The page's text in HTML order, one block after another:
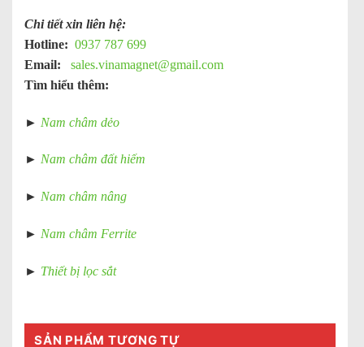
Chi tiết xin liên hệ:
Hotline: 0937 787 699
Email:
sales.vinamagnet@gmail.com
Tìm hiểu thêm:
► Nam châm dẻo
► Nam châm đất hiếm
► Nam châm nâng
► Nam châm Ferrite
► Thiết bị lọc sắt
SẢN PHẨM TƯƠNG TỰ